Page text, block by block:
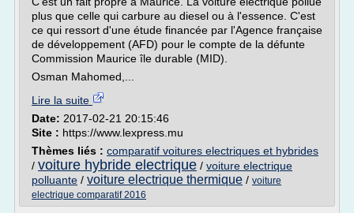
plus que celle qui carbure au diesel ou à l'essence. C'est
ce qui ressort d'une étude financée par l'Agence française
de développement (AFD) pour le compte de la défunte
Commission Maurice île durable (MID).
Osman Mahomed,...
Lire la suite
Date: 2017-02-21 20:15:46
Site : https://www.lexpress.mu
Thèmes liés : comparatif voitures electriques et hybrides
/ voiture hybride electrique / voiture electrique
polluante / voiture electrique thermique / voiture
electrique comparatif 2016